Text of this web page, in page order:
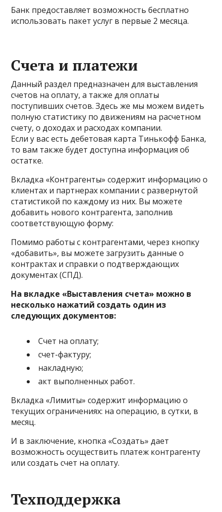
Банк предоставляет возможность бесплатно
использовать пакет услуг в первые 2 месяца.
Счета и платежи
Данный раздел предназначен для выставления
счетов на оплату, а также для оплаты
поступивших счетов. Здесь же мы можем видеть
полную статистику по движениям на расчетном
счету, о доходах и расходах компании.
Если у вас есть дебетовая карта Тинькофф Банка,
то вам также будет доступна информация об
остатке.
Вкладка «Контрагенты» содержит информацию о
клиентах и партнерах компании с развернутой
статистикой по каждому из них. Вы можете
добавить нового контрагента, заполнив
соответствующую форму:
Помимо работы с контрагентами, через кнопку
«добавить», вы можете загрузить данные о
контрактах и справки о подтверждающих
документах (СПД).
На вкладке «Выставления счета» можно в
несколько нажатий создать один из
следующих документов:
Счет на оплату;
счет-фактуру;
накладную;
акт выполненных работ.
Вкладка «Лимиты» содержит информацию о
текущих ограничениях: на операцию, в сутки, в
месяц.
И в заключение, кнопка «Создать» дает
возможность осуществить платеж контрагенту
или создать счет на оплату.
Техподдержка